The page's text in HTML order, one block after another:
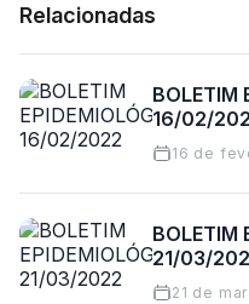
Relacionadas
BOLETIM
16/02/
16 de
BOLETIM
21/03/
21 de